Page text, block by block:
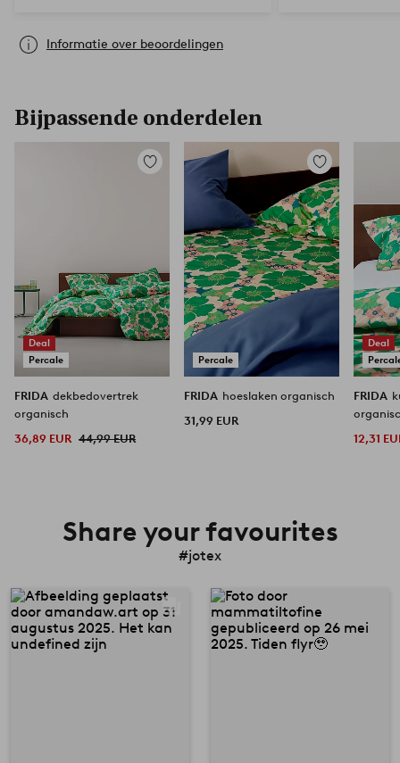
Informatie over beoordelingen
Bijpassende onderdelen
Deal
Percale
Toevoegen
FRIDA dekbedovertrek
organisch
36,89 EUR 44,99 EUR
Percale
Toevoegen
aan
favorieten
FRIDA hoeslaken organisch
31,99 EUR
Deal
FRIDA
12,31
Share your favourites
#jotex